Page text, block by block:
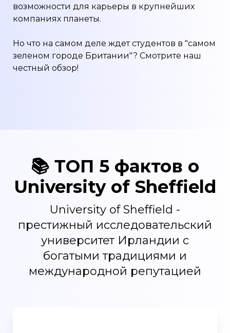
возможности для карьеры в крупнейших
компаниях планеты.
Но что на самом деле ждет студентов в "самом
зеленом городе Британии"? Смотрите наш
честный обзор!
📚 ТОП 5 фактов о
University of Sheffield
University of Sheffield -
престижный исследовательский
университет Ирландии с
богатыми традициями и
международной репутацией